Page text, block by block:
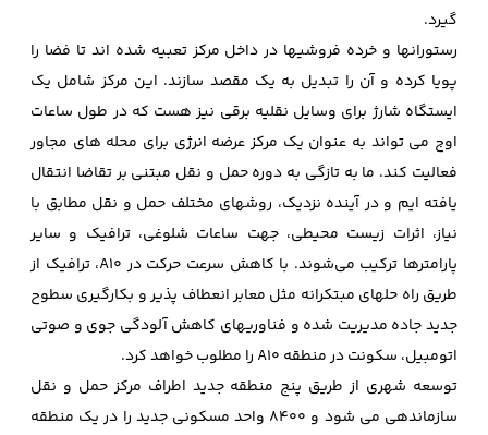
گیرد.
رستورانها و خرده فروشیها در داخل مرکز تعبیه شده اند تا فضا را
پویا کرده و آن را تبدیل به یک مقصد سازند. این مرکز شامل یک
ایستگاه شارژ برای وسایل نقلیه برقی نیز هست که در طول ساعات
اوج می تواند به عنوان یک مرکز عرضه انرژی برای محله های مجاور
فعالیت کند. ما به تازگی به دوره حمل و نقل مبتنی بر تقاضا انتقال
یافته ایم و در آینده نزدیک، روشهای مختلف حمل و نقل مطابق با
نیاز، اثرات زیست محیطی، جهت ساعات شلوغی، ترافیک و سایر
پارامترها ترکیب می‌شوند. با کاهش سرعت حرکت در A10، ترافیک از
طریق راه حلهای مبتکرانه مثل معابر انعطاف پذیر و بکارگیری سطوح
جدید جاده مدیریت شده و فناوریهای کاهش آلودگی جوی و صوتی
اتومبیل، سکونت در منطقه A10 را مطلوب خواهد کرد.
توسعه شهری از طریق پنج منطقه جدید اطراف مرکز حمل و نقل
سازماندهی می شود و 8400 واحد مسکونی جدید را در یک منطقه